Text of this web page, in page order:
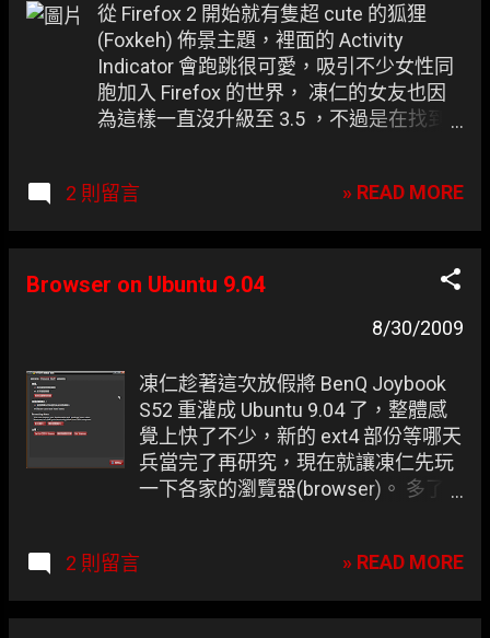
從 Firefox 2 開始就有隻超 cute 的狐狸
(Foxkeh) 佈景主題，裡面的 Activity
Indicator 會跑跳很可愛，吸引不少女性同
胞加入 Firefox 的世界， 凍仁的女友也因
為這樣一直沒升級至 3.5 ，不過是在找到
2 則留言 » READ MORE
Browser on Ubuntu 9.04
8/30/2009
凍仁趁著這次放假將 BenQ Joybook
S52 重灌成 Ubuntu 9.04 了，整體感
覺上快了不少，新的 ext4 部份等哪天
兵當完了再研究，現在就讓凍仁先玩
一下各家的瀏覽器(browser)。 多了
許多，但在開很 N 個分頁的情形下又
真的會覺得有些不夠力，所以參在一
2 則留言 » READ MORE